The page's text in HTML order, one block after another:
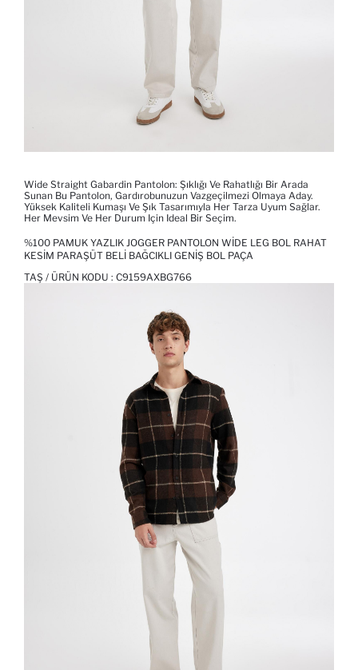
Wide Straight Gabardin Pantolon: Şıklığı Ve Rahatlığı Bir Arada
Sunan Bu Pantolon, Gardırobunuzun Vazgeçilmezi Olmaya Aday.
Yüksek Kaliteli Kumaşı Ve Şık Tasarımıyla Her Tarza Uyum Sağlar.
Her Mevsim Ve Her Durum Için Ideal Bir Seçim.
%100 PAMUK YAZLIK JOGGER PANTOLON WIDE LEG BOL RAHAT
KESIM PARAŞÜT BELI BAĞCIKLI GENIŞ BOL PAÇA
TAŞ / ÜRÜN KODU : C9159AXBG766